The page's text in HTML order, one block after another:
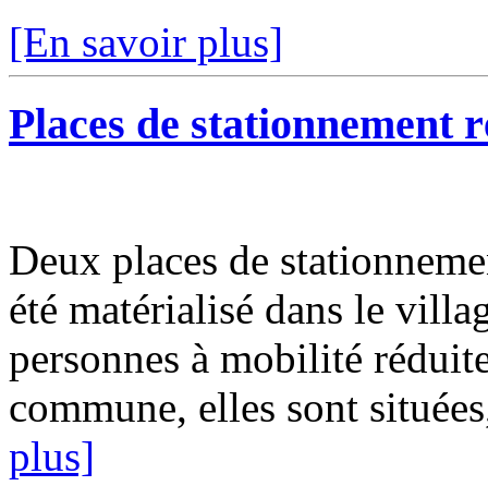
[En savoir plus]
Places de stationnement
Deux places de
été matérialisé dans le
personnes à mobilité
commune, elles sont
plus]